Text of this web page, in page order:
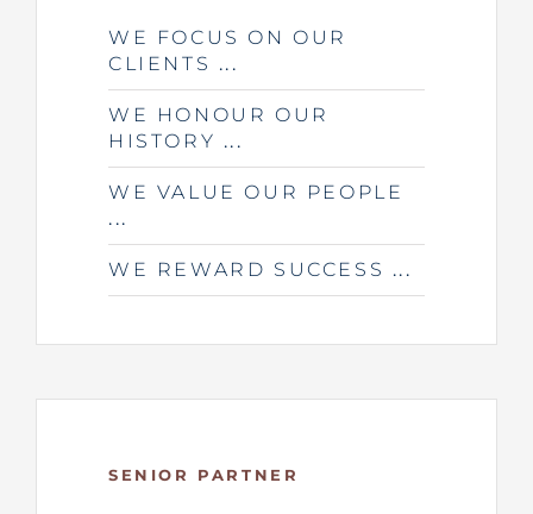
WE FOCUS ON OUR
CLIENTS
WE HONOUR OUR
HISTORY
WE VALUE OUR PEOPLE
WE REWARD SUCCESS
SENIOR PARTNER